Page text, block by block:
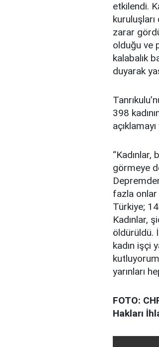
etkilendi.
zarar
olduğu ve
kalabalık
duyarak
398
açıklamayı
görmeye
fazla onlar
Türkiye;
Kadınlar,
öldürüldü.
kadın işçi
yarınları
FOTO:
Hakları